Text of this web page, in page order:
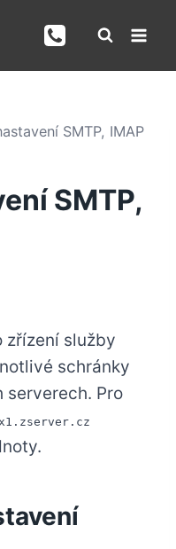
SMTP, IMAP
SMTP,
zřízení služby
schránky
serverech. Pro